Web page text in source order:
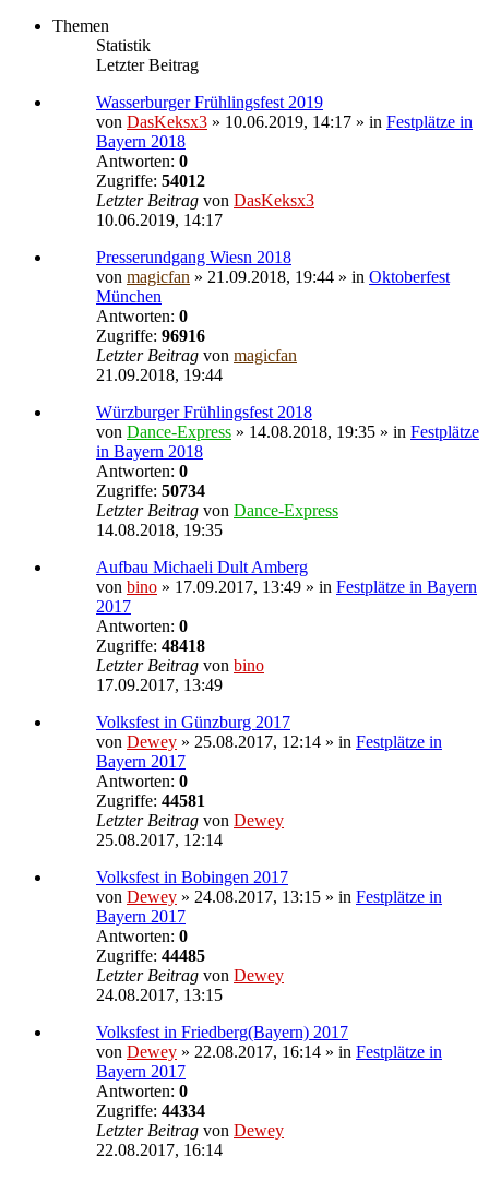
Themen
Statistik
Letzter Beitrag
Wasserburger Frühlingsfest 2019
von DasKeksx3 » 10.06.2019, 14:17 » in Festplätze in
Bayern 2018
Antworten: 0
Zugriffe: 54012
Letzter Beitrag von DasKeksx3
10.06.2019, 14:17
Presserundgang Wiesn 2018
von magicfan » 21.09.2018, 19:44 » in Oktoberfest
München
Antworten: 0
Zugriffe: 96916
Letzter Beitrag von magicfan
21.09.2018, 19:44
Würzburger Frühlingsfest 2018
von Dance-Express » 14.08.2018, 19:35 » in Festplätze
in Bayern 2018
Antworten: 0
Zugriffe: 50734
Letzter Beitrag von Dance-Express
14.08.2018, 19:35
Aufbau Michaeli Dult Amberg
von bino » 17.09.2017, 13:49 » in Festplätze in Bayern
2017
Antworten: 0
Zugriffe: 48418
Letzter Beitrag von bino
17.09.2017, 13:49
Volksfest in Günzburg 2017
von Dewey » 25.08.2017, 12:14 » in Festplätze in
Bayern 2017
Antworten: 0
Zugriffe: 44581
Letzter Beitrag von Dewey
25.08.2017, 12:14
Volksfest in Bobingen 2017
von Dewey » 24.08.2017, 13:15 » in Festplätze in
Bayern 2017
Antworten: 0
Zugriffe: 44485
Letzter Beitrag von Dewey
24.08.2017, 13:15
Volksfest in Friedberg(Bayern) 2017
von Dewey » 22.08.2017, 16:14 » in Festplätze in
Bayern 2017
Antworten: 0
Zugriffe: 44334
Letzter Beitrag von Dewey
22.08.2017, 16:14